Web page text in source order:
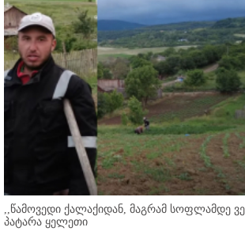
,,წამოვედი ქალაქიდან, მაგრამ სოფლამდე
პატარა ყელეთი